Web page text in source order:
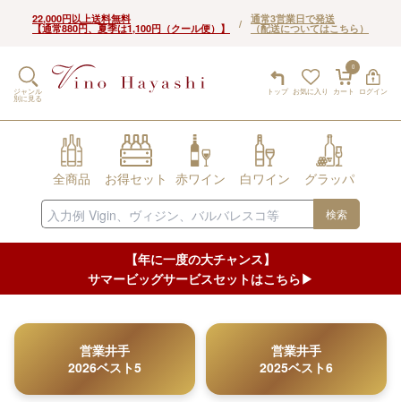
22,000円以上送料無料
【通常880円、夏季は1,100円（クール便）】 / 通常3営業日で発送
（配送についてはこちら）
トップ お気に入り
0
カート ログイン
ジャンル
別に見る
全商品 お得セット 赤ワイン 白ワイン グラッパ
検索
【年に一度の大チャンス】
サマービッグサービスセットはこちら▶︎
営業井手
2026ベスト5
営業井手
2025ベスト6